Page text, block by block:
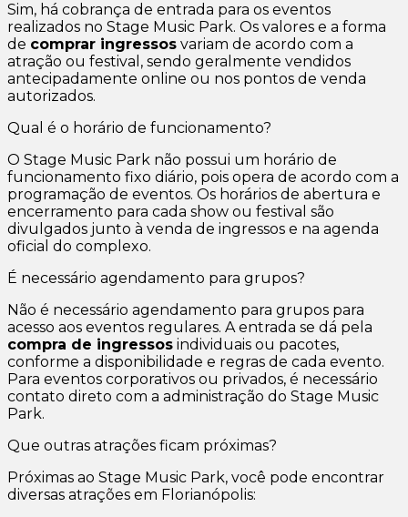
Sim, há cobrança de entrada para os eventos
realizados no Stage Music Park. Os valores e a forma
de comprar ingressos variam de acordo com a
atração ou festival, sendo geralmente vendidos
antecipadamente online ou nos pontos de venda
autorizados.
Qual é o horário de funcionamento?
O Stage Music Park não possui um horário de
funcionamento fixo diário, pois opera de acordo com a
programação de eventos. Os horários de abertura e
encerramento para cada show ou festival são
divulgados junto à venda de ingressos e na agenda
oficial do complexo.
É necessário agendamento para grupos?
Não é necessário agendamento para grupos para
acesso aos eventos regulares. A entrada se dá pela
compra de ingressos individuais ou pacotes,
conforme a disponibilidade e regras de cada evento.
Para eventos corporativos ou privados, é necessário
contato direto com a administração do Stage Music
Park.
Que outras atrações ficam próximas?
Próximas ao Stage Music Park, você pode encontrar
diversas atrações em Florianópolis: